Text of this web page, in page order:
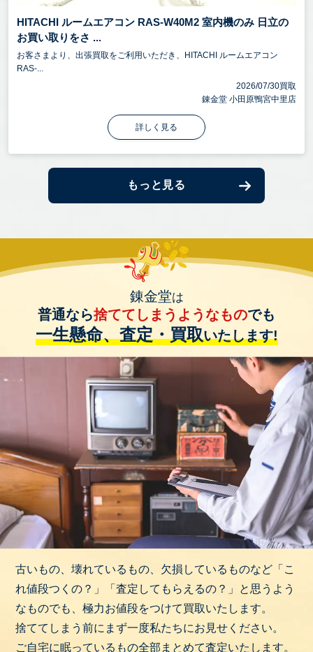
HITACHI ルームエアコン RAS-W40M2 室内機のみ 日立の
お買い取りをさ ...
お客さまより、出張買取をご利用いただき、HITACHI ルームエアコン
RAS-...
2026/07/30買取
錬金堂 小田原鴨宮中里店
詳しく見る
もっと見る
錬金堂は
普通なら捨ててしまうようなものでも
一生懸命、査定・買取いたします!
古いもの、壊れているもの、欠損しているものなど「こ
れ値段つくの？」「査定してもらえるの？」と思うよう
なものでも、極力お値段をつけて買取いたします。
捨ててしまう前にまず一度私たちにお見せください。
ご自宅に眠っているもの全部まとめて査定いたします。